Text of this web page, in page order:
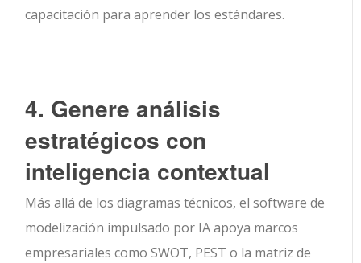
capacitación para aprender los estándares.
4. Genere análisis
estratégicos con
inteligencia contextual
Más allá de los diagramas técnicos, el software de
modelización impulsado por IA apoya marcos
empresariales como SWOT, PEST o la matriz de